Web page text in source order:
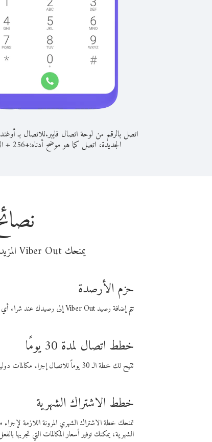
اتصل بالرقم من لوحة اتصال فايبر.للاتصال بـ
الجديدة، اتصل كما هو موضح أدناه:+
256
+
يمنحك Viber Out المزيد من وقت المكالمة مقابل تكلفة أقل من المال. اختر من أحد خيارات الاتصال المرنة ذات السعر المنخفض:
حزم الأرصدة
تتم إضافة رصيد Viber Out إلى رصيدك عند شراء أي مبلغ. باستخدام رصيدك، يمكنك إجراء مكالمات إلى أي رقم في العالم بأسعار فايبر المنخفضة.
خطط اتصال لمدة 30 يومًا
تتيح لك خطة الـ 30 يوماً للاتصال إجراء مكالمات دولية إلى الوجهة التي تختارها لمدة 30 يوماً بأسعار فايبر المنخفضة.
خطط الاشتراك الشهرية
تمنحك خطة الاشتراك الشهري المرونة اللازمة
الشهرية، يمكنك توفير أسعار المكالمات التي تجريها